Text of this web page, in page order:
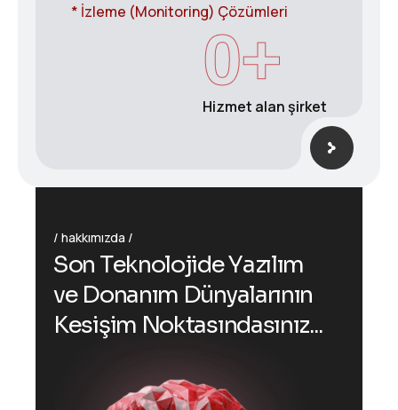
* İzleme (Monitoring) Çözümleri
Hizmet alan şirket
0+
hakkımızda
Son TeknolojideYazılım
ve Donanım Dünyalarının
Kesişim Noktasındasınız...